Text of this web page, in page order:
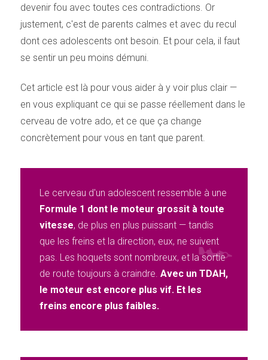
devenir fou avec toutes ces contradictions. Or
justement, c'est de parents calmes et avec du recul
dont ces adolescents ont besoin. Et pour cela, il faut
se sentir un peu moins démuni.
Cet article est là pour vous aider à y voir plus clair —
en vous expliquant ce qui se passe réellement dans le
cerveau de votre ado, et ce que ça change
concrètement pour vous en tant que parent.
Le cerveau d'un adolescent ressemble à une
Formule 1 dont le moteur grossit à toute
vitesse, de plus en plus puissant — tandis
que les freins et la direction, eux, ne suivent
pas. Les hoquets sont nombreux, et la sortie
de route toujours à craindre. Avec un TDAH,
le moteur est encore plus vif. Et les
freins encore plus faibles.